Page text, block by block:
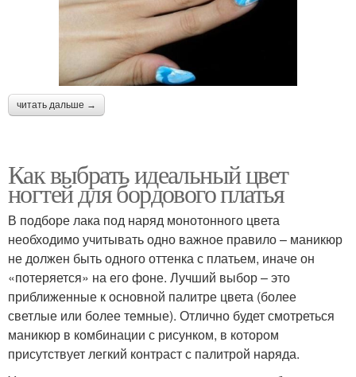
читать дальше →
Как выбрать идеальный цвет
ногтей для бордового платья
В подборе лака под наряд монотонного цвета
необходимо учитывать одно важное правило – маникюр
не должен быть одного оттенка с платьем, иначе он
«потеряется» на его фоне. Лучший выбор – это
приближенные к основной палитре цвета (более
светлые или более темные). Отлично будет смотреться
маникюр в комбинации с рисунком, в котором
присутствует легкий контраст с палитрой наряда.